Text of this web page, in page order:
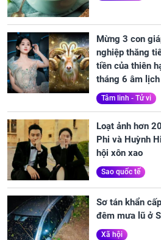
Mừng 3 con
nghiệp thăng
tiền của thiên
tháng 6 âm lịch
Tâm linh - Tử vi
Loạt ảnh hơn
Phi và Huỳnh
hội xôn xao
Sao quốc tế
Sơ tán khẩn
đêm mưa lũ ở
Xã hội